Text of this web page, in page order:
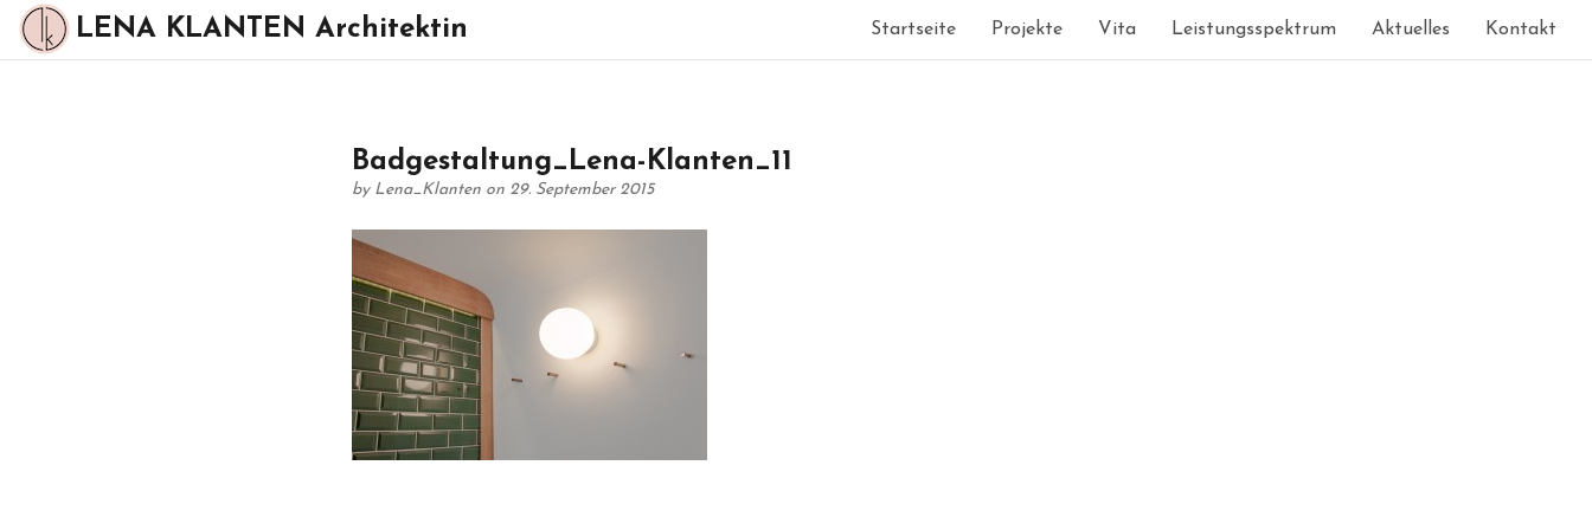
LENA KLANTEN Architektin Startseite Projekte Vita Leistungsspektrum Aktuelles Kontakt
Badgestaltung_Lena-Klanten_11
by Lena_Klanten on 29. September 2015